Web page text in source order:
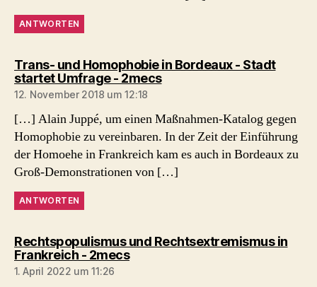
ANTWORTEN
Trans- und Homophobie in Bordeaux - Stadt
startet Umfrage - 2mecssagt:
12. November 2018 um 12:18
[…] Alain Juppé, um einen Maßnahmen-Katalog gegen
Homophobie zu vereinbaren. In der Zeit der Einführung
der Homoehe in Frankreich kam es auch in Bordeaux zu
Groß-Demonstrationen von […]
ANTWORTEN
Rechtspopulismus und Rechtsextremismus in
Frankreich - 2mecssagt:
1. April 2022 um 11:26